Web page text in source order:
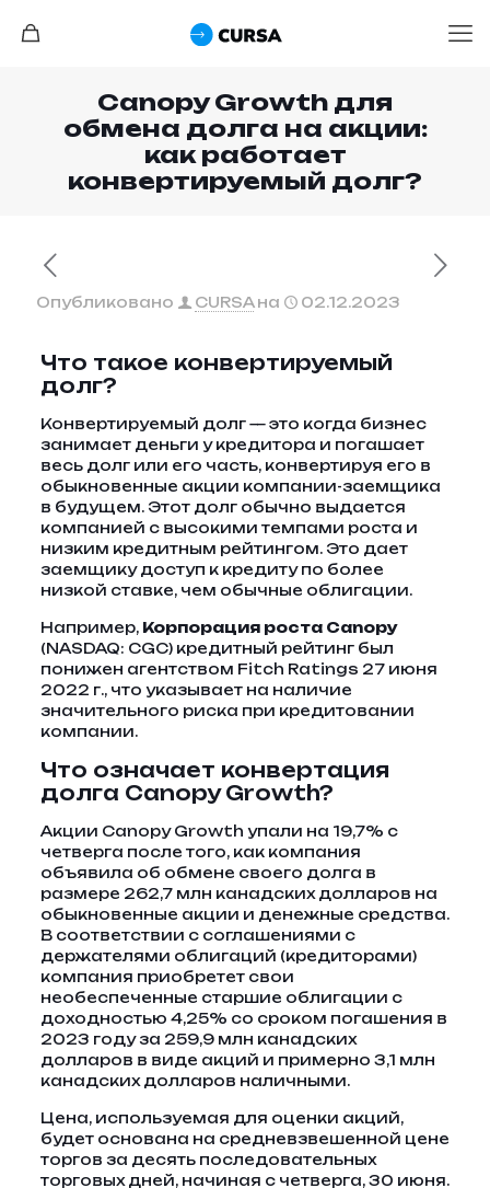
Canopy Growth для
обмена долга на акции:
как работает
конвертируемый долг?
Опубликовано CURSA на 02.12.2023
Что такое конвертируемый
долг?
Конвертируемый долг — это когда бизнес
занимает деньги у кредитора и погашает
весь долг или его часть, конвертируя его в
обыкновенные акции компании-заемщика
в будущем. Этот долг обычно выдается
компанией с высокими темпами роста и
низким кредитным рейтингом. Это дает
заемщику доступ к кредиту по более
низкой ставке, чем обычные облигации.
Например, Корпорация роста Canopy
(NASDAQ: CGC) кредитный рейтинг был
понижен агентством Fitch Ratings 27 июня
2022 г., что указывает на наличие
значительного риска при кредитовании
компании.
Что означает конвертация
долга Canopy Growth?
Акции Canopy Growth упали на 19,7% с
четверга после того, как компания
объявила об обмене своего долга в
размере 262,7 млн ​​канадских долларов на
обыкновенные акции и денежные средства.
В соответствии с соглашениями с
держателями облигаций (кредиторами)
компания приобретет свои
необеспеченные старшие облигации с
доходностью 4,25% со сроком погашения в
2023 году за 259,9 млн канадских
долларов в виде акций и примерно 3,1 млн
канадских долларов наличными.
Цена, используемая для оценки акций,
будет основана на средневзвешенной цене
торгов за десять последовательных
торговых дней, начиная с четверга, 30 июня.